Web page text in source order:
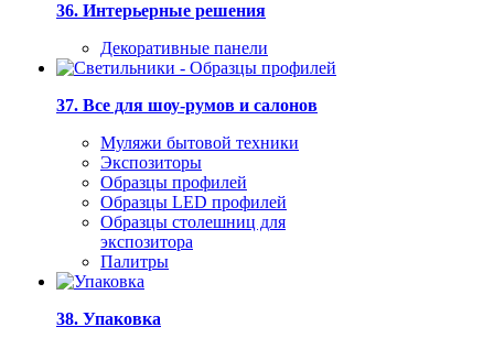
36. Интерьерные решения
Декоративные панели
37. Все для шоу-румов и салонов
Муляжи бытовой техники
Экспозиторы
Образцы профилей
Образцы LED профилей
Образцы столешниц для
экспозитора
Палитры
38. Упаковка